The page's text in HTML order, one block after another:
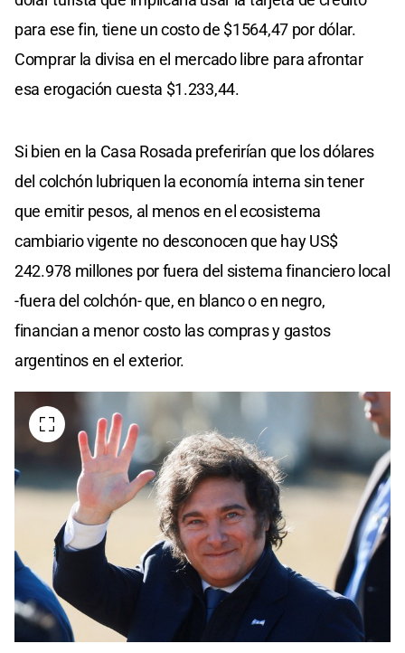
para ese fin, tiene un costo de $1564,47 por dólar.
Comprar la divisa en el mercado libre para afrontar
esa erogación cuesta $1.233,44.
Si bien en la Casa Rosada preferirían que los dólares
del colchón lubriquen la economía interna sin tener
que emitir pesos, al menos en el ecosistema
cambiario vigente no desconocen que hay US$
242.978 millones por fuera del sistema financiero local
-fuera del colchón- que, en blanco o en negro,
financian a menor costo las compras y gastos
argentinos en el exterior.